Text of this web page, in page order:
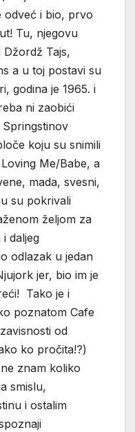
odveć i bio, prvo
Tu, njegovu
Tajs,
a u toj postavi su
godina je 1965. i
ni zaobići
koju su snimili
Me/Babe, a
mada, svesni,
su pokrivali
željom za
daljeg
odlazak u jedan
jer, bio im je
Tako je i
poznatom Cafe
od
ko pročita!?)
znam koliko
smislu,
i ostalim